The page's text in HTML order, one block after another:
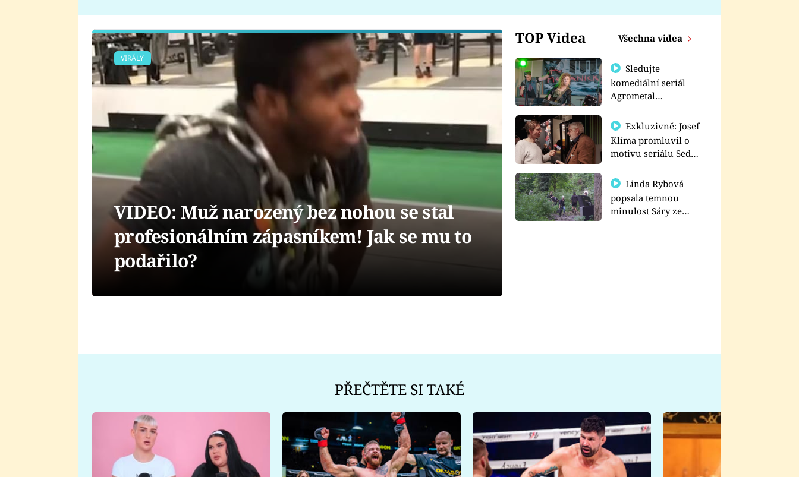
TOP Videa Všechna videa
Sledujte
komediální seriál
Agrometal
prima+
Exkluzivně: Josef
Klíma promluvil o
motivu seriálu Sedm
Linda Rybová
popsala temnou
minulost Sáry ze
VIRÁLY
VIDEO: Muž narozený bez nohou se stal
profesionálním zápasníkem! Jak se mu to
podařilo?
PŘEČTĚTE SI TAKÉ